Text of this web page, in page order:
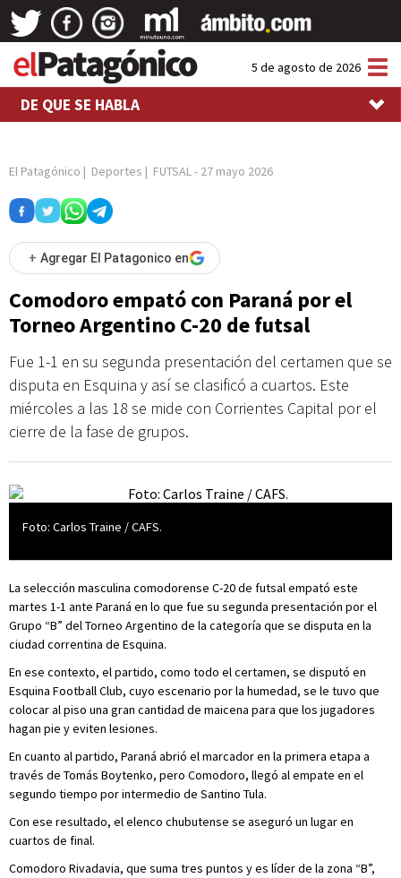
5 de agosto de 2026
DE QUE SE HABLA
El Patagónico | Deportes | FUTSAL- 27 mayo 2026
+ Agregar El Patagonico en
Comodoro empató con Paraná por el
Torneo Argentino C-20 de futsal
Fue 1-1 en su segunda presentación del certamen que se
disputa en Esquina y así se clasificó a cuartos. Este
miércoles a las 18 se mide con Corrientes Capital por el
cierre de la fase de grupos.
Foto: Carlos Traine / CAFS.
La selección masculina comodorense C-20 de futsal empató este
martes 1-1 ante Paraná en lo que fue su segunda presentación por el
Grupo “B” del Torneo Argentino de la categoría que se disputa en la
ciudad correntina de Esquina.
En ese contexto, el partido, como todo el certamen, se disputó en
Esquina Football Club, cuyo escenario por la humedad, se le tuvo que
colocar al piso una gran cantidad de maicena para que los jugadores
hagan pie y eviten lesiones.
En cuanto al partido, Paraná abrió el marcador en la primera etapa a
través de Tomás Boytenko, pero Comodoro, llegó al empate en el
segundo tiempo por intermedio de Santino Tula.
Con ese resultado, el elenco chubutense se aseguró un lugar en
cuartos de final.
Comodoro Rivadavia, que suma tres puntos y es líder de la zona “B”,